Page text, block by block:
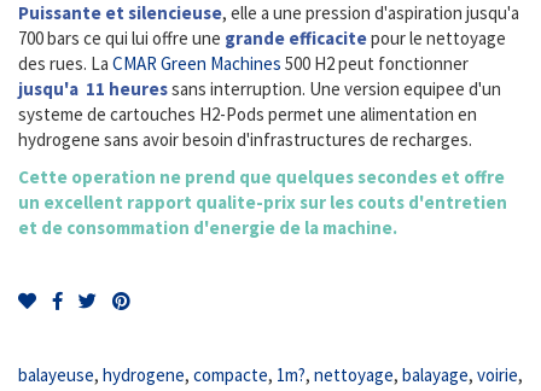
Puissante et silencieuse, elle a une pression d'aspiration jusqu'a
700 bars ce qui lui offre une grande efficacitepour le nettoyage
des rues. La CMARGreen Machines 500 H2 peut fonctionner
jusqu'a 11 heuressans interruption. Une version equipee d'un
systeme de cartouches H2-Pods permet une alimentation en
hydrogene sans avoir besoin d'infrastructures de recharges.
Cette operation ne prend que quelques secondes et offre
un excellent rapport qualite-prix sur les couts d'entretien
et de consommation d'energie de la machine.
balayeuse, hydrogene, compacte, 1m?, nettoyage, balayage, voirie,